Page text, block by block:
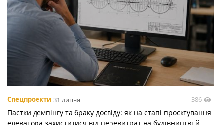
Спецпроекти 31 липня 386
Пастки демпінгу та браку досвіду: як на етапі проєктування
елеватора захиститися від перевитрат на будівництві й